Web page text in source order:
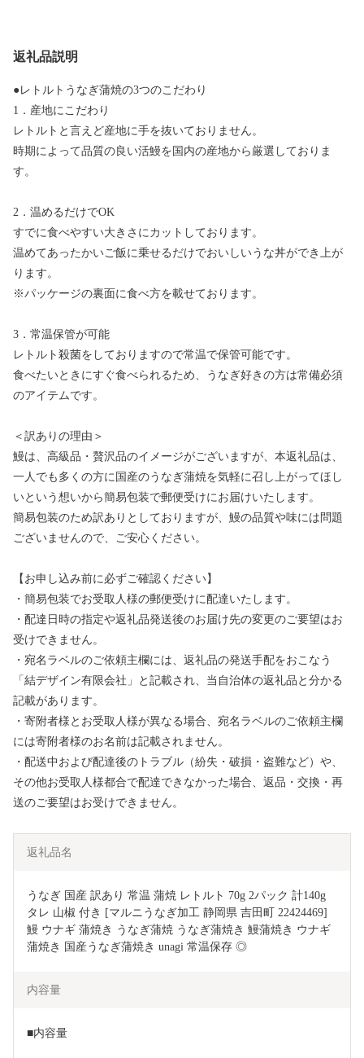
返礼品説明
●レトルトうなぎ蒲焼の3つのこだわり
1．産地にこだわり
レトルトと言えど産地に手を抜いておりません。
時期によって品質の良い活鰻を国内の産地から厳選しておりま
す。
2．温めるだけでOK
すでに食べやすい大きさにカットしております。
温めてあったかいご飯に乗せるだけでおいしいうな丼ができ上が
ります。
※パッケージの裏面に食べ方を載せております。
3．常温保管が可能
レトルト殺菌をしておりますので常温で保管可能です。
食べたいときにすぐ食べられるため、うなぎ好きの方は常備必須
のアイテムです。
＜訳ありの理由＞
鰻は、高級品・贅沢品のイメージがございますが、本返礼品は、
一人でも多くの方に国産のうなぎ蒲焼を気軽に召し上がってほし
いという想いから簡易包装で郵便受けにお届けいたします。
簡易包装のため訳ありとしておりますが、鰻の品質や味には問題
ございませんので、ご安心ください。
【お申し込み前に必ずご確認ください】
・簡易包装でお受取人様の郵便受けに配達いたします。
・配達日時の指定や返礼品発送後のお届け先の変更のご要望はお
受けできません。
・宛名ラベルのご依頼主欄には、返礼品の発送手配をおこなう
「結デザイン有限会社」と記載され、当自治体の返礼品と分かる
記載があります。
・寄附者様とお受取人様が異なる場合、宛名ラベルのご依頼主欄
には寄附者様のお名前は記載されません。
・配送中および配達後のトラブル（紛失・破損・盗難など）や、
その他お受取人様都合で配達できなかった場合、返品・交換・再
送のご要望はお受けできません。
返礼品名
うなぎ 国産 訳あり 常温 蒲焼 レトルト 70g 2パック 計140g
タレ 山椒 付き [マルニうなぎ加工 静岡県 吉田町 22424469]
鰻 ウナギ 蒲焼き うなぎ蒲焼 うなぎ蒲焼き 鰻蒲焼き ウナギ
蒲焼き 国産うなぎ蒲焼き unagi 常温保存 ◎
内容量
■内容量